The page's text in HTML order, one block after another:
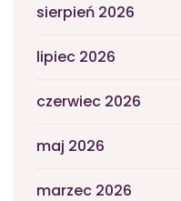
sierpień 2026
lipiec 2026
czerwiec 2026
maj 2026
marzec 2026